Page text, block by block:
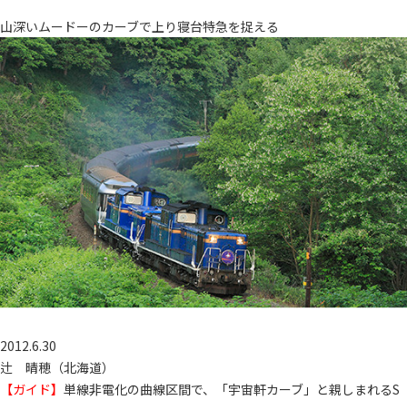
山深いムードーのカーブで上り寝台特急を捉える
2012.6.30
辻 晴穂（北海道）
【ガイド】 単線非電化の曲線区間で、「宇宙軒カーブ」と親しまれるS